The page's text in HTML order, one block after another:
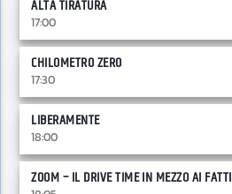
ALTA TIRATURA
17:00
CHILOMETRO ZERO
17:30
LIBERAMENTE
18:00
ZOOM – IL DRIVE TIME IN MEZZO AI FATTI